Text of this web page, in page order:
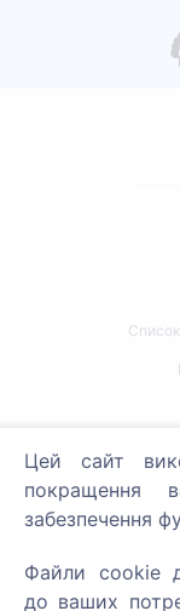
Список
Цей сайт
покращення
забезпечення
Файли cookie
до ваших